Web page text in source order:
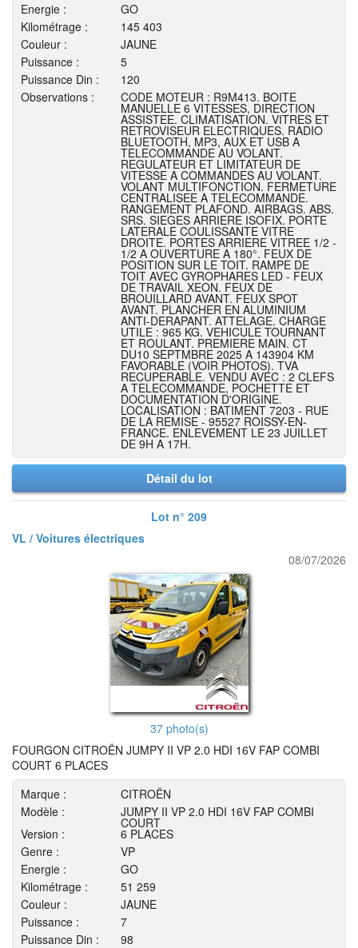
Energie :
GO
Kilométrage :
145 403
Couleur :
JAUNE
Puissance :
5
Puissance Din :
120
Observations :
CODE MOTEUR : R9M413. BOITE
MANUELLE 6 VITESSES, DIRECTION
ASSISTEE. CLIMATISATION. VITRES ET
RETROVISEUR ELECTRIQUES. RADIO
BLUETOOTH, MP3, AUX ET USB A
TELECOMMANDE AU VOLANT.
REGULATEUR ET LIMITATEUR DE
VITESSE A COMMANDES AU VOLANT.
VOLANT MULTIFONCTION. FERMETURE
CENTRALISEE A TELECOMMANDE.
RANGEMENT PLAFOND. AIRBAGS. ABS.
SRS. SIEGES ARRIERE ISOFIX. PORTE
LATERALE COULISSANTE VITRE
DROITE. PORTES ARRIERE VITREE 1/2 -
1/2 A OUVERTURE A 180°. FEUX DE
POSITION SUR LE TOIT. RAMPE DE
TOIT AVEC GYROPHARES LED - FEUX
DE TRAVAIL XEON. FEUX DE
BROUILLARD AVANT. FEUX SPOT
AVANT. PLANCHER EN ALUMINIUM
ANTI-DERAPANT. ATTELAGE. CHARGE
UTILE : 965 KG. VEHICULE TOURNANT
ET ROULANT. PREMIERE MAIN. CT
DU10 SEPTMBRE 2025 A 143904 KM
FAVORABLE (VOIR PHOTOS). TVA
RECUPERABLE. VENDU AVEC : 2 CLEFS
A TELECOMMANDE, POCHETTE ET
DOCUMENTATION D'ORIGINE.
LOCALISATION : BATIMENT 7203 - RUE
DE LA REMISE - 95527 ROISSY-EN-
FRANCE. ENLEVEMENT LE 23 JUILLET
DE 9H A 17H.
Détail du lot
Lot n° 209
VL / Voitures électriques
08/07/2026
37 photo(s)
FOURGON CITROËN JUMPY II VP 2.0 HDI 16V FAP COMBI
COURT 6 PLACES
Marque :
CITROËN
Modèle :
JUMPY II VP 2.0 HDI 16V FAP COMBI
COURT
Version :
6 PLACES
Genre :
VP
Energie :
GO
Kilométrage :
51 259
Couleur :
JAUNE
Puissance :
7
Puissance Din :
98